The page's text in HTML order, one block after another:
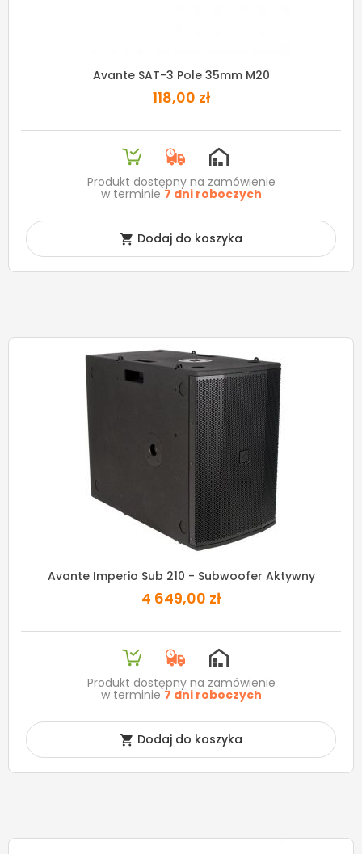
Avante SAT-3 Pole 35mm M20
118,00 zł
Produkt dostępny na zamówienie
w terminie 7 dni roboczych
 Dodaj do koszyka
Avante Imperio Sub 210 - Subwoofer Aktywny
4 649,00 zł
Produkt dostępny na zamówienie
w terminie 7 dni roboczych
 Dodaj do koszyka